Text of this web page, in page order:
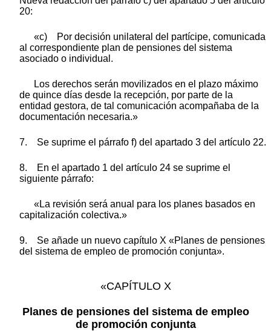
20:
«c) Por decisión unilateral del partícipe, comunicada
al correspondiente plan de pensiones del sistema
asociado o individual.
Los derechos serán movilizados en el plazo máximo
de quince días desde la recepción, por parte de la
entidad gestora, de tal comunicación acompañaba de la
documentación necesaria.»
7. Se suprime el párrafo f) del apartado 3 del artículo 22.
8. En el apartado 1 del artículo 24 se suprime el
siguiente párrafo:
«La revisión será anual para los planes basados en
capitalización colectiva.»
9. Se añade un nuevo capítulo X «Planes de pensiones
del sistema de empleo de promoción conjunta».
«CAPÍTULO X
Planes de pensiones del sistema de empleo
de promoción conjunta